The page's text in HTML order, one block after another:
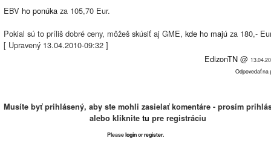
EBV ho ponúka za 105,70 Eur.
Pokial sú to príliš dobré ceny, môžeš skúsiť aj GME, kde ho majú za 180,-
[ Upravený 13.04.2010-09:32 ]
EdizonTN @
Odpovedať na
Musíte byť prihlásený, aby ste mohli zasielať komentáre - prosím
alebo kliknite tu pre registráciu
Pleaseloginorregister.